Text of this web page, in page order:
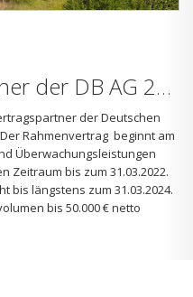
Rahmenvertragspartner der DB AG 2020 – 2022
der Deutschen
Rahmenvertrag beginnt am
Überwachungsleistungen
Zeitraum bis zum 31.03.2022.
bis längstens zum 31.03.2024.
bis 50.000 € netto